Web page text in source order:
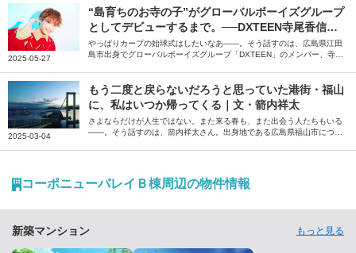
しを経て、今、鞘師さんが住みたい街とは？
2025-05-27
“島育ちのお寺の子”がグローバルボーイズグループ
としてデビューするまで。──DXTEEN寺尾香信さ
んを育んだ地元・広島の温かさ
やっぱりカープの始球式はしたいなあ――。そう話すのは、広島県江田
島市出身でグローバルボーイズグループ「DXTEEN」のメンバー、寺尾
について伺いました。
2025-03-04
もう二度と戻らないだろうと思っていた港街・福山
に、私はいつか帰ってくる｜文・箭内祥太
さよならだけが人生ではない。また来る春も、また出会う人たちもいる
――。そう話すのは、箭内祥太さん。出身地である広島県福山市につい
コーポニューバレイＢ棟周辺の物件情報
新築マンション もっと見る